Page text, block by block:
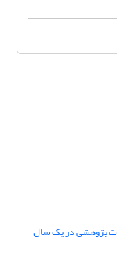
پژوهشی در یک سال